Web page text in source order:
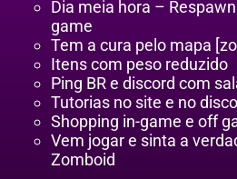
Dia meia hora –
game
Tem a cura pelo mapa
Itens com peso reduzido
Ping BR e discord com
Tutorias no site e no
Shopping in-game e off
Vem jogar e sinta a
Zomboid